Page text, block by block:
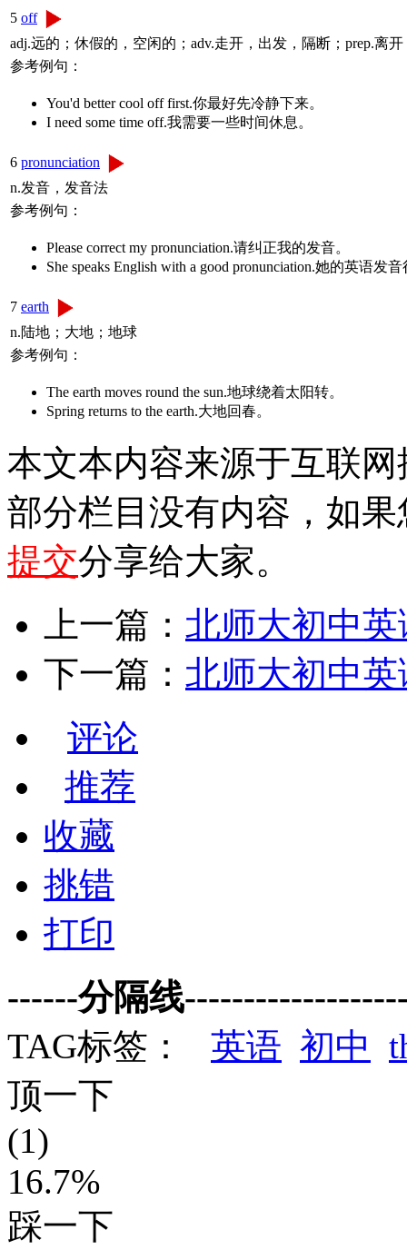
5 off
adj.远的；休假的，空闲的；adv.走开，出发，隔断；prep.离
参考例句：
You'd better cool off first.你最好先冷静下来。
I need some time off.我需要一些时间休息。
6 pronunciation
n.发音，发音法
参考例句：
Please correct my pronunciation.请纠正我的发音。
She speaks English with a good pronunciation.她的英语发
7 earth
n.陆地；大地；地球
参考例句：
The earth moves round the sun.地球绕着太阳转。
Spring returns to the earth.大地回春。
本文本内容来源于互联
部分栏目没有内容，如
提交分享给大家。
上一篇： 北师大初中英
下一篇： 北师大初中
评论
推荐
收藏
挑错
打印
------分隔线
TAG标签：
英语 初中
顶一下
(1)
16.7%
踩一下